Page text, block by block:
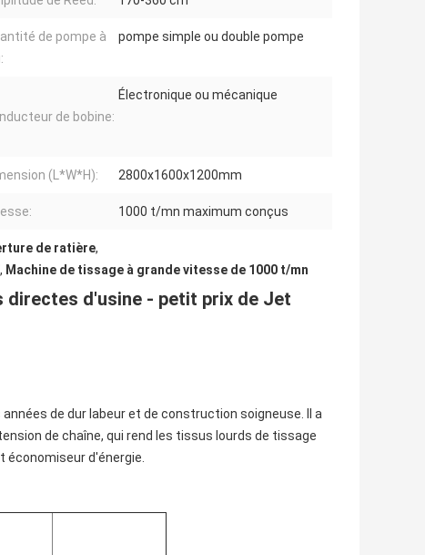
de pompe à
pompe simple ou double pompe
de bobine:
Électronique ou mécanique
(L*W*H): 2800x1600x1200mm
1000 t/mn maximum conçus
de ratière,
, Machine de tissage à grande vitesse de 1000 t/mn
directes d'usine - petit prix de Jet
de dur labeur et de construction soigneuse. Il a
de chaîne, qui rend les tissus lourds de tissage
économiseur d'énergie.